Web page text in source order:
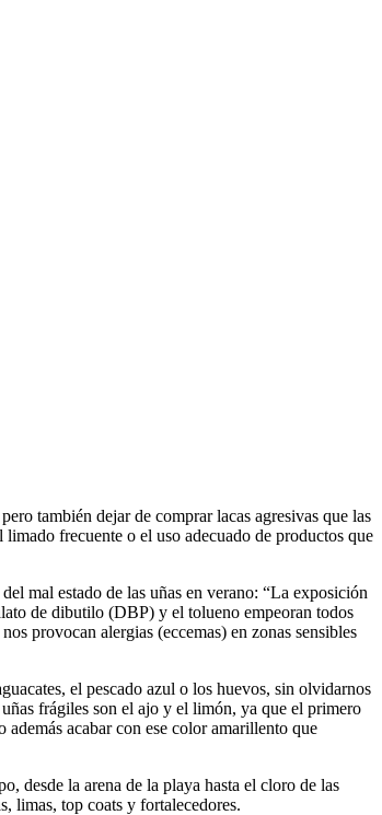
también dejar de comprar lacas agresivas que las
frecuente o el uso adecuado de productos que
mal estado de las uñas en verano: “La exposición
de dibutilo (DBP) y el tolueno empeoran todos
provocan alergias (eccemas) en zonas sensibles
el pescado azul o los huevos, sin olvidarnos
frágiles son el ajo y el limón, ya que el primero
acabar con ese color amarillento que
desde la arena de la playa hasta el cloro de las
limas, top coats y fortalecedores.